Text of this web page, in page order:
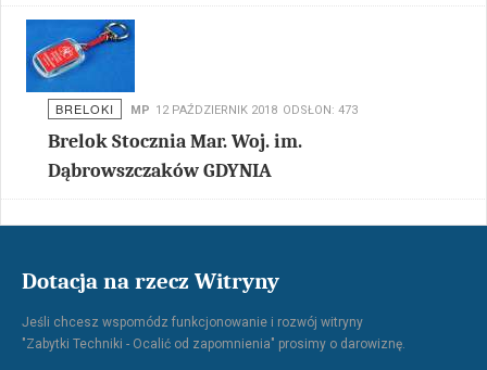
BRELOKI MP 12 PAŹDZIERNIK 2018 ODSŁON: 473
Brelok Stocznia Mar. Woj. im.
Dąbrowszczaków GDYNIA
Dotacja na rzecz Witryny
Jeśli chcesz wspomódz funkcjonowanie i rozwój witryny
"Zabytki Techniki - Ocalić od zapomnienia" prosimy o darowiznę.